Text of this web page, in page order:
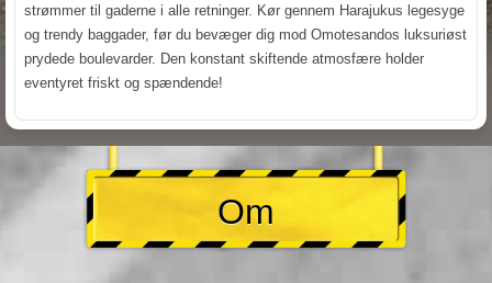
strømmer til gaderne i alle retninger. Kør gennem Harajukus legesyge
og trendy baggader, før du bevæger dig mod Omotesandos luksuriøst
prydede boulevarder. Den konstant skiftende atmosfære holder
eventyret friskt og spændende!
Om